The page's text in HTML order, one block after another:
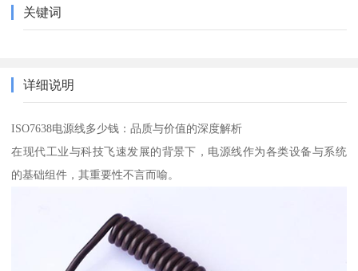
关键词
详细说明
ISO7638电源线多少钱：品质与价值的深度解析
在现代工业与科技飞速发展的背景下，电源线作为各类设备与系统
的基础组件，其重要性不言而喻。